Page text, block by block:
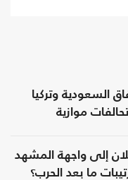
السعودية وتركيا
موازية
إلى واجهة المشهد
ما بعد الحرب؟